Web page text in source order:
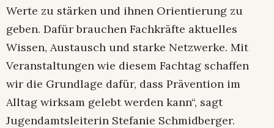
Werte zu stärken und ihnen Orientierung zu
geben. Dafür brauchen Fachkräfte aktuelles
Wissen, Austausch und starke Netzwerke. Mit
Veranstaltungen wie diesem Fachtag schaffen
wir die Grundlage dafür, dass Prävention im
Alltag wirksam gelebt werden kann“, sagt
Jugendamtsleiterin Stefanie Schmidberger.